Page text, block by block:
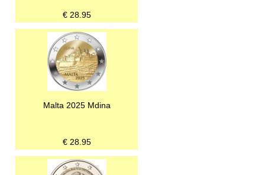
€ 28.95
Malta 2025 Mdina
€ 28.95